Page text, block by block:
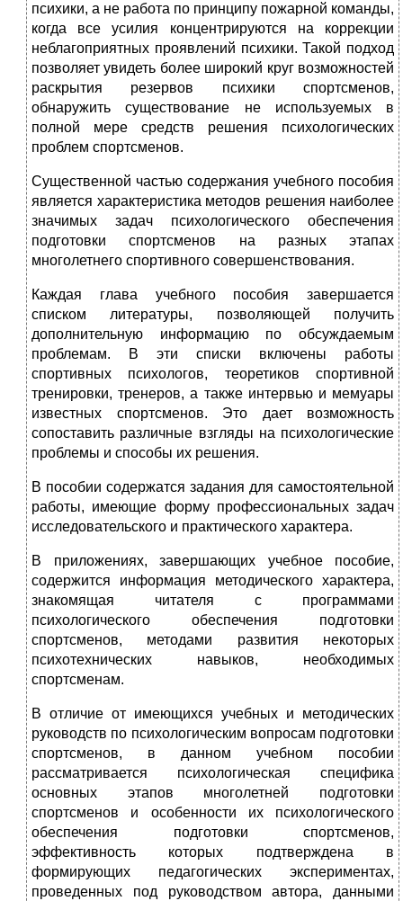
психики, а не работа по принципу пожарной команды,
когда все усилия концентрируются на коррекции
неблагоприятных проявлений психики. Такой подход
позволяет увидеть более широкий круг возможностей
раскрытия резервов психики спортсменов,
обнаружить существование не используемых в
полной мере средств решения психологических
проблем спортсменов.
Существенной частью содержания учебного пособия
является характеристика методов решения наиболее
значимых задач психологического обеспечения
подготовки спортсменов на разных этапах
многолетнего спортивного совершенствования.
Каждая глава учебного пособия завершается
списком литературы, позволяющей получить
дополнительную информацию по обсуждаемым
проблемам. В эти списки включены работы
спортивных психологов, теоретиков спортивной
тренировки, тренеров, а также интервью и мемуары
известных спортсменов. Это дает возможность
сопоставить различные взгляды на психологические
проблемы и способы их решения.
В пособии содержатся задания для самостоятельной
работы, имеющие форму профессиональных задач
исследовательского и практического характера.
В приложениях, завершающих учебное пособие,
содержится информация методического характера,
знакомящая читателя с программами
психологического обеспечения подготовки
спортсменов, методами развития некоторых
психотехнических навыков, необходимых
спортсменам.
В отличие от имеющихся учебных и методических
руководств по психологическим вопросам подготовки
спортсменов, в данном учебном пособии
рассматривается психологическая специфика
основных этапов многолетней подготовки
спортсменов и особенности их психологического
обеспечения подготовки спортсменов,
эффективность которых подтверждена в
формирующих педагогических экспериментах,
проведенных под руководством автора, данными